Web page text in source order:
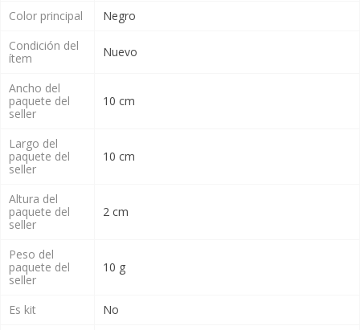
Color principal
Negro
Condición del
ítem
Nuevo
Ancho del
paquete del
seller
10 cm
Largo del
paquete del
seller
10 cm
Altura del
paquete del
seller
2 cm
Peso del
paquete del
seller
10 g
Es kit
No